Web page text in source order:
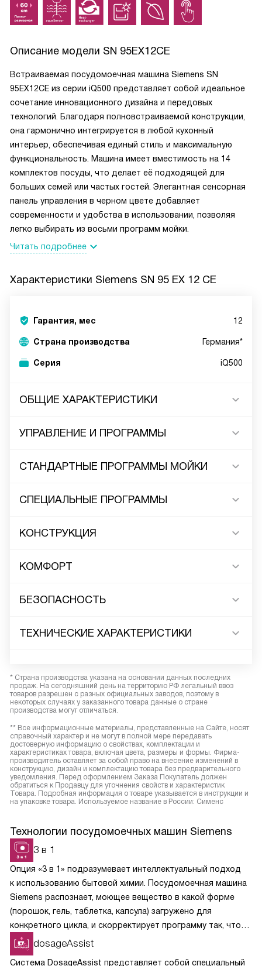
Описание модели SN 95EX12CE
Встраиваемая посудомоечная машина Siemens SN
95EX12CE из серии iQ500 представляет собой идеальное
сочетание инновационного дизайна и передовых
технологий. Благодаря полновстраиваемой конструкции,
она гармонично интегрируется в любой кухонный
интерьер, обеспечивая единый стиль и максимальную
функциональность. Машина имеет вместимость на 14
комплектов посуды, что делает её подходящей для
больших семей или частых гостей. Элегантная сенсорная
панель управления в черном цвете добавляет
современности и удобства в использовании, позволяя
легко выбирать из восьми программ мойки.
Читать подробнее
Характеристики Siemens SN 95 EX 12 CE
Гарантия, мес 12
Страна производства Германия*
Серия iQ500
ОБЩИЕ ХАРАКТЕРИСТИКИ
УПРАВЛЕНИЕ И ПРОГРАММЫ
СТАНДАРТНЫЕ ПРОГРАММЫ МОЙКИ
СПЕЦИАЛЬНЫЕ ПРОГРАММЫ
КОНСТРУКЦИЯ
КОМФОРТ
БЕЗОПАСНОСТЬ
ТЕХНИЧЕСКИЕ ХАРАКТЕРИСТИКИ
* Страна производства указана на основании данных последних
продаж. На сегодняшний день на территорию РФ легальный ввоз
товаров разрешен с разных официальных заводов, поэтому в
некоторых случаях у заказанного товара данные о стране
производства могут отличаться.
** Все информационные материалы, представленные на Сайте, носят
справочный характер и не могут в полной мере передавать
достоверную информацию о свойствах, комплектации и
характеристиках товара, включая цвета, размеры и формы. Фирма-
производитель оставляет за собой право на внесение изменений в
конструкцию, дизайн и комплектацию товара без предварительного
уведомления. Перед оформлением Заказа Покупатель должен
обратиться к Продавцу для уточнения свойств и характеристик
Товара. Подробная информация о товаре указывается в инструкции и
на упаковке товара. Используемое название в России: Сименс
Технологии посудомоечных машин Siemens
3 в 1
Опция «3 в 1» подразумевает интеллектуальный подход
к использованию бытовой химии. Посудомоечная машина
Siemens распознает, моющее вещество в какой форме
(порошок, гель, таблетка, капсула) загружено для
конкретного цикла, и скорректирует программу так, чтобы
химические вещества растворялись постепенно
и своевременно вступали в реакции.
dosageAssist
Система DosageAssist представляет собой специальный